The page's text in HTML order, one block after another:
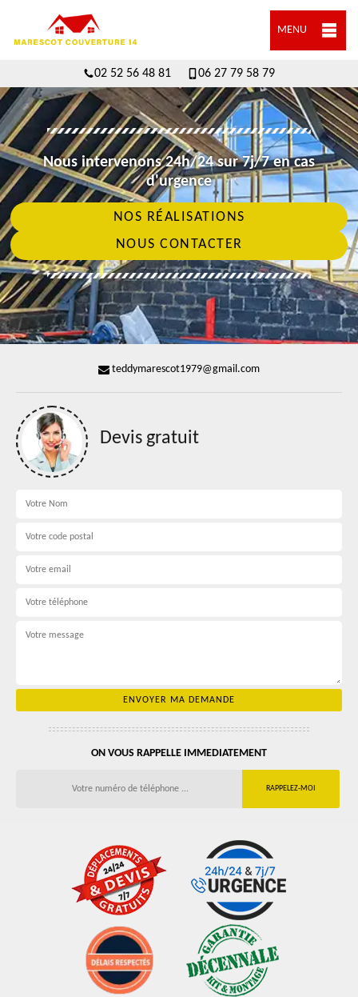
MENU
02 52 56 48 81 06 27 79 58 79
Nous intervenons 24h/24 sur 7j/7 en cas
d'urgence
NOS RÉALISATIONS
NOUS CONTACTER
teddymarescot1979@gmail.com
Devis gratuit
ON VOUS RAPPELLE IMMEDIATEMENT